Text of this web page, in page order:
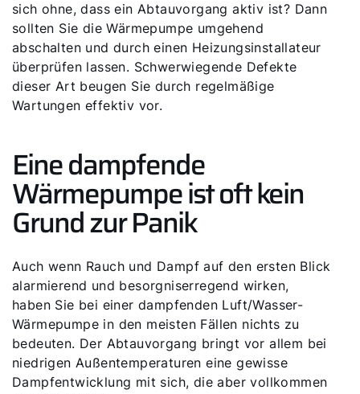
sich ohne, dass ein Abtauvorgang aktiv ist? Dann
sollten Sie die Wärmepumpe umgehend
abschalten und durch einen Heizungsinstallateur
überprüfen lassen. Schwerwiegende Defekte
dieser Art beugen Sie durch regelmäßige
Wartungen effektiv vor.
Eine dampfende
Wärmepumpe ist oft kein
Grund zur Panik
Auch wenn Rauch und Dampf auf den ersten Blick
alarmierend und besorgniserregend wirken,
haben Sie bei einer dampfenden Luft/Wasser-
Wärmepumpe in den meisten Fällen nichts zu
bedeuten. Der Abtauvorgang bringt vor allem bei
niedrigen Außentemperaturen eine gewisse
Dampfentwicklung mit sich, die aber vollkommen